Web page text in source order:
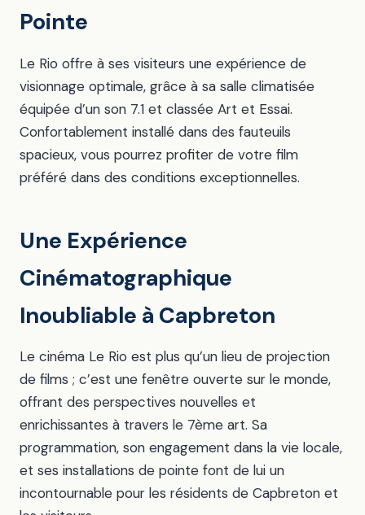
Pointe
Le Rio offre à ses visiteurs une expérience de
visionnage optimale, grâce à sa salle climatisée
équipée d’un son 7.1 et classée Art et Essai.
Confortablement installé dans des fauteuils
spacieux, vous pourrez profiter de votre film
préféré dans des conditions exceptionnelles.
Une Expérience
Cinématographique
Inoubliable à Capbreton
Le cinéma Le Rio est plus qu’un lieu de projection
de films ; c’est une fenêtre ouverte sur le monde,
offrant des perspectives nouvelles et
enrichissantes à travers le 7ème art. Sa
programmation, son engagement dans la vie locale,
et ses installations de pointe font de lui un
incontournable pour les résidents de Capbreton et